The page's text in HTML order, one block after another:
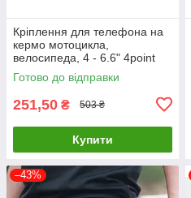
Кріплення для телефона на
кермо мотоцикла,
велосипеда, 4 - 6.6" 4point
Готово до відправки
251,50 ₴ 503 ₴
Купити
–43%